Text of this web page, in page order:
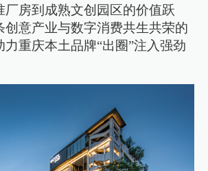
厂房到成熟文创园区的价值跃
创意产业与数字消费共生共荣的
力重庆本土品牌“出圈”注入强劲